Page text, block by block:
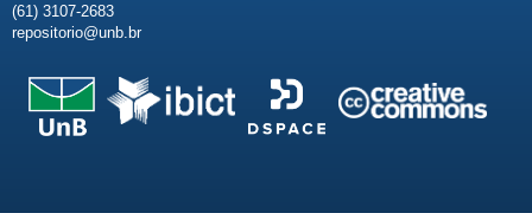
(61) 3107-2683
repositorio@unb.br